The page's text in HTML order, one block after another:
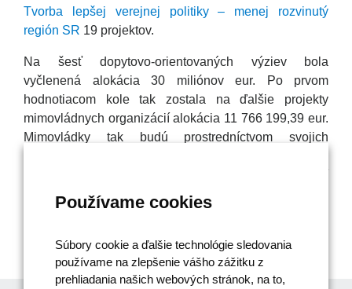
Tvorba lepšej verejnej politiky – menej rozvinutý
región SR 19 projektov.
Na šesť dopytovo-orientovaných výziev bola
vyčlenená alokácia 30 miliónov eur. Po prvom
hodnotiacom kole tak zostala na ďalšie projekty
mimovládnych organizácií alokácia 11 766 199,39 eur.
Mimovládky tak budú prostredníctvom svojich
a participáciu vo viacerých oblastiach života.
Používame cookies
Súbory cookie a ďalšie technológie sledovania
používame na zlepšenie vášho zážitku z
prehliadania našich webových stránok, na to,